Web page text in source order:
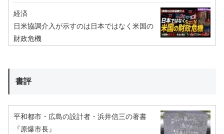
経済
日米協調介入が示すのは日本ではなく米国の
財政危機
書評
平和都市・広島の設計者・浜井信三の著書
『原爆市長』